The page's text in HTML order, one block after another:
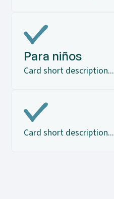
Para niños
Card short description...
Card short description...